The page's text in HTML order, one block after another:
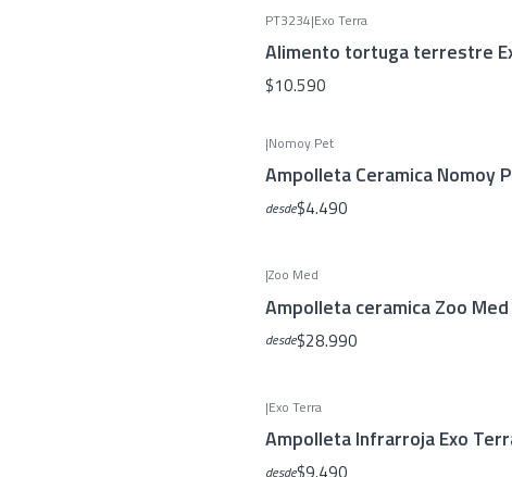
PT3234|Exo Terra
Alimento tortuga terrestre
$10.590
|Nomoy Pet
Ampolleta Ceramica Nomoy
desde$4.490
|Zoo Med
Ampolleta ceramica Zoo Med
desde$28.990
|Exo Terra
Ampolleta Infrarroja Exo
desde